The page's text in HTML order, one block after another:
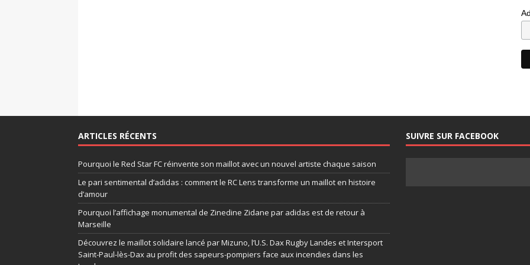
ARTICLES RÉCENTS
Pourquoi le Red Star FC réinvente son maillot avec un nouvel artiste chaque saison
Le pari sentimental d’adidas : comment le RC Lens transforme un maillot en histoire
d’amour
Pourquoi l’affichage monumental de Zinedine Zidane par adidas est de retour à
Marseille
Découvrez le maillot solidaire lancé par Mizuno, l’U.S. Dax Rugby Landes et Intersport
Saint-Paul-lès-Dax au profit des sapeurs-pompiers face aux incendies dans les
SUIVRE SUR FACEBOOK